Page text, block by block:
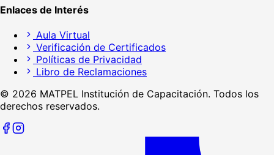
Enlaces de Interés
Aula Virtual
Verificación de Certificados
Políticas de Privacidad
Libro de Reclamaciones
© 2026 MATPEL Institución de Capacitación. Todos los
derechos reservados.